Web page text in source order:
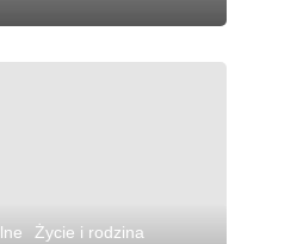
Życie i rodzina